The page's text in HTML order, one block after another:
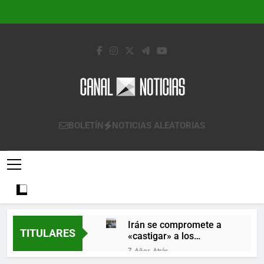
Canal Noticias
Canal Noticias
BOLETÍN NOTICIAS ALEATORIAS
TITULARES
Irán se compromete a
«castigar» a los
responsables de
derribar un avión
7 Años Atrás